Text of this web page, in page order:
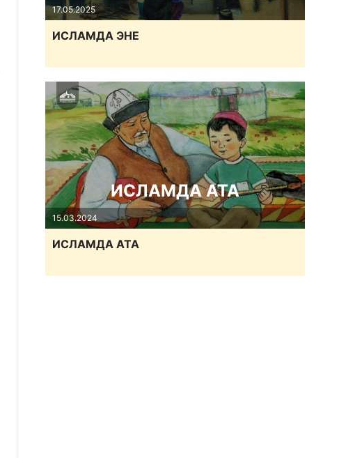
17.05.2025
ИСЛАМДА ЭНЕ
ИСЛАМДА АТА
15.03.2024
ИСЛАМДА АТА